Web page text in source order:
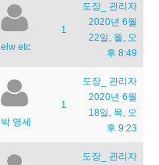
elw etc
1
도장_ 관리자
2020년 6월
22일, 월, 오
후 8:49
박 영세
1
도장_ 관리자
2020년 6월
18일, 목, 오
후 9:23
도장_ 관리자